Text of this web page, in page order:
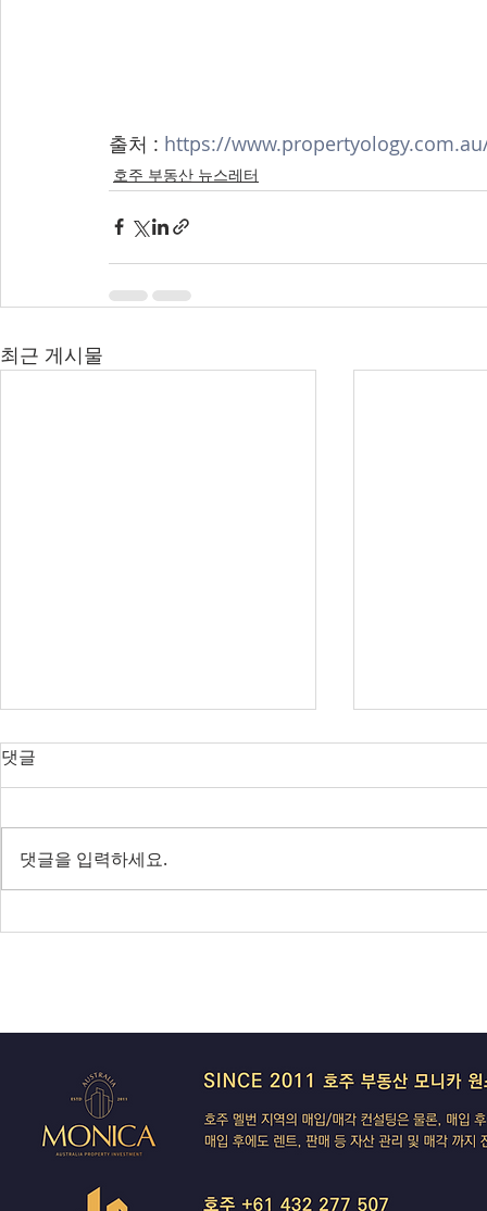
출처 : https://
호주 부동산 뉴스레터
최근 게시물
오늘의 호주 뉴스 — 2026년 8
월 7일
전면 봉쇄
오늘의 호
댓글
댓글을 입력하세요.